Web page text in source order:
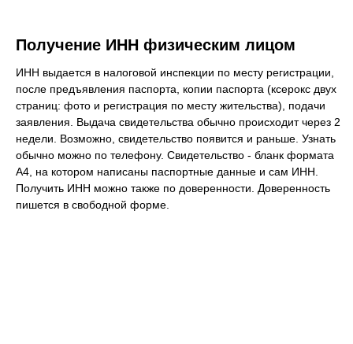
Получение ИНН физическим лицом
ИНН выдается в налоговой инспекции по месту регистрации,
после предъявления паспорта, копии паспорта (ксерокс двух
страниц: фото и регистрация по месту жительства), подачи
заявления. Выдача свидетельства обычно происходит через 2
недели. Возможно, свидетельство появится и раньше. Узнать
обычно можно по телефону. Свидетельство - бланк формата
А4, на котором написаны паспортные данные и сам ИНН.
Получить ИНН можно также по доверенности. Доверенность
пишется в свободной форме.